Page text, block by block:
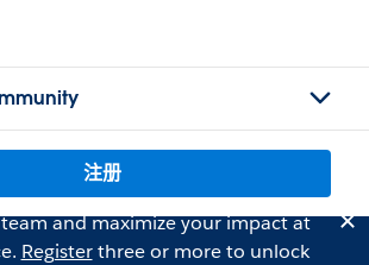
注册
and maximize your impact at
Registerthree or more to unlock